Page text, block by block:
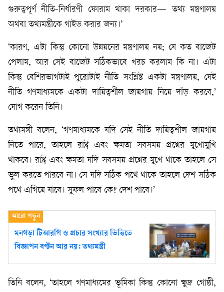
গুরুত্বপূর্ণ নীতি-নির্ধারণী ফোরাম থাকা দরকার— তথ্য মন্ত্রণালয়
অথবা তথ্যমন্ত্রীকে গাইড করার জন্য।’
‘কারণ, এটা কিন্তু কোনো উন্নয়নের মন্ত্রণালয় নয়; যে কত বাজেট
পেলাম, আর সেই বাজেট সঠিকভাবে খরচ করলাম কি না। এটা
কিন্তু বেশিরভাগটাই পুরোটাই নীতি সংশ্লিষ্ট একটা মন্ত্রণালয়, যেই
নীতি গণমাধ্যমকে একটা দায়িত্বশীল জায়গায় নিয়ে দাঁড় করবে,’
যোগ করেন তিনি।
তথ্যমন্ত্রী বলেন, ‘গণমাধ্যমকে যদি সেই নীতি দায়িত্বশীল জায়গায়
নিতে পারে, তাহলে রাষ্ট্র এবং ক্ষমতা সবসময় প্রশ্নের মুখোমুখি
থাকবে। রাষ্ট্র এবং ক্ষমতা যদি সবসময় প্রশ্নের মুখে থাকে তাহলে সে
ভুল করতে পারবে না। সে যদি সঠিক পথে থাকে তাহলে দেশ সঠিক
পথে এগিয়ে যাবে। সুফল পাবে কে? দেশ পাবে।’
মনগড়া টিআরপি ও প্রচার সংখ্যার ভিত্তিতে
বিজ্ঞাপন বণ্টন আর নয়: তথ্যমন্ত্রী
তিনি বলেন, ‘তাহলে গণমাধ্যমের ভূমিকা কিন্তু কোনো ক্ষুদ্র গোষ্ঠী,